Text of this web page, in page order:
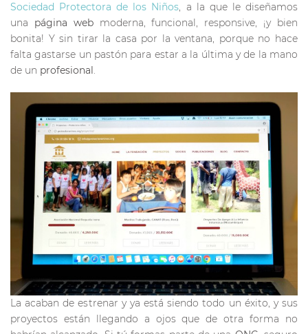
Sociedad Protectora de los Niños, a la que le diseñamos
una página webmoderna, funcional, responsive, ¡y bien
bonita! Y sin tirar la casa por la ventana, porque no hace
falta gastarse un pastón para estar a la última y de la mano
de un profesional.
La acaban de estrenar y ya está siendo todo un éxito, y sus
proyectos están llegando a ojos que de otra forma no